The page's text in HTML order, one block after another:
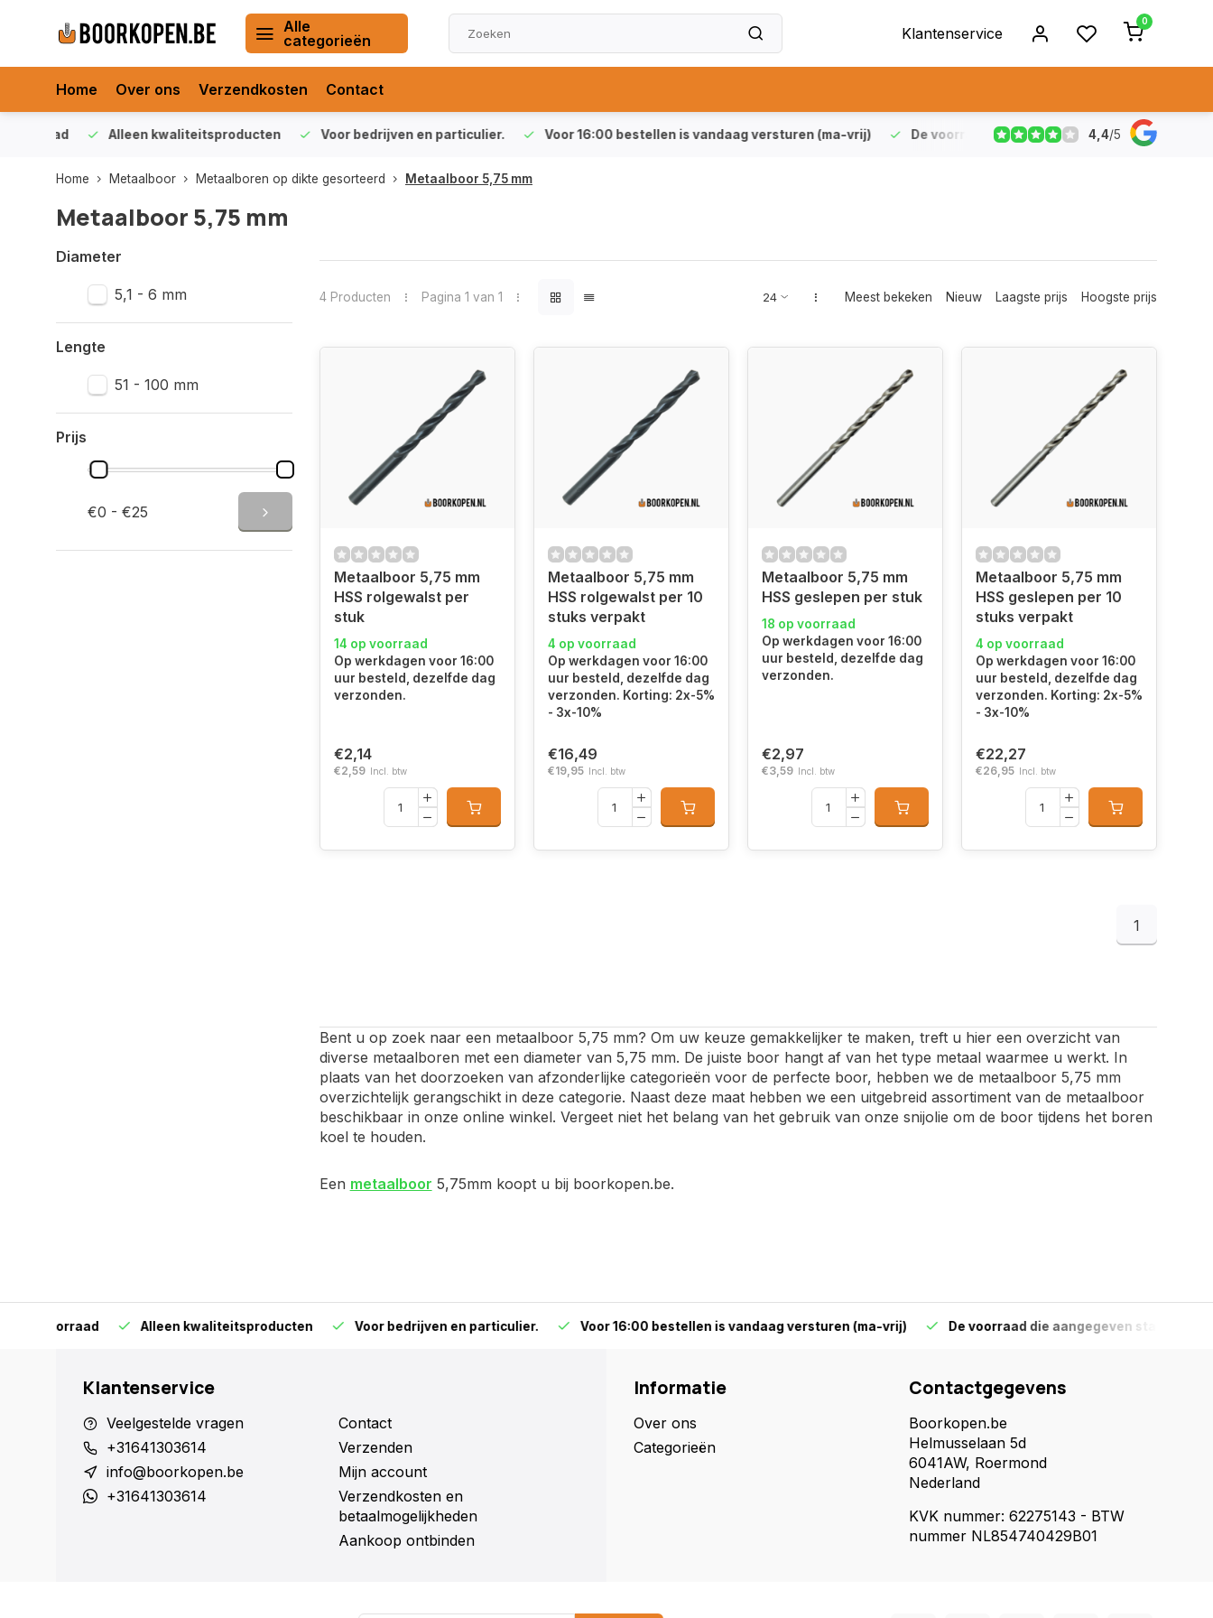
Alle
categorieën
Klantenservice
0
Home Over ons Verzendkosten Contact
Alleen kwaliteitsproducten Voor bedrijven en particulier. Voor 16:00 bestellen is vandaag versturen (ma-vrij) De voorraad die aangegeven staat is ook echt op
4,4/5
Home Metaalboor Metaalboren op dikte gesorteerd Metaalboor 5,75 mm
Metaalboor 5,75 mm
Diameter
5,1 - 6 mm
Lengte
51 - 100 mm
Prijs
€0 - €25
4 Producten Pagina 1 van 1 Meest bekeken Nieuw Laagste prijs Hoogste prijs
Metaalboor 5,75 mm
HSS rolgewalst per
stuk
14 op voorraad
Op werkdagen voor 16:00
uur besteld, dezelfde dag
verzonden.
€2,14
€2,59 Incl. btw
Metaalboor 5,75 mm
HSS rolgewalst per 10
stuks verpakt
4 op voorraad
Op werkdagen voor 16:00
uur besteld, dezelfde dag
verzonden. Korting: 2x-5%
- 3x-10%
€16,49
€19,95 Incl. btw
Metaalboor 5,75 mm
HSS geslepen per stuk
18 op voorraad
Op werkdagen voor 16:00
uur besteld, dezelfde dag
verzonden.
€2,97
€3,59 Incl. btw
Metaalboor 5,75 mm
HSS geslepen per 10
stuks verpakt
4 op voorraad
Op werkdagen voor 16:00
uur besteld, dezelfde dag
verzonden. Korting: 2x-5%
- 3x-10%
€22,27
€26,95 Incl. btw
1
Bent u op zoek naar een metaalboor 5,75 mm? Om uw keuze gemakkelijker te maken, treft u hier een overzicht van
diverse metaalboren met een diameter van 5,75 mm. De juiste boor hangt af van het type metaal waarmee u werkt. In
plaats van het doorzoeken van afzonderlijke categorieën voor de perfecte boor, hebben we de metaalboor 5,75 mm
overzichtelijk gerangschikt in deze categorie. Naast deze maat hebben we een uitgebreid assortiment van de metaalboor
beschikbaar in onze online winkel. Vergeet niet het belang van het gebruik van onze snijolie om de boor tijdens het boren
koel te houden.
Een metaalboor 5,75mm koopt u bij boorkopen.be.
Alleen kwaliteitsproducten Voor bedrijven en particulier. Voor 16:00 bestellen is vandaag versturen (ma-vrij) De voorraad die aangegeven staat is ook echt op
Klantenservice
Veelgestelde vragen
+31641303614
info@boorkopen.be
+31641303614
Contact
Verzenden
Mijn account
Verzendkosten en
betaalmogelijkheden
Aankoop ontbinden
Informatie
Over ons
Categorieën
Contactgegevens
Boorkopen.be
Helmusselaan 5d
6041AW, Roermond
Nederland
KVK nummer: 62275143 - BTW
nummer NL854740429B01